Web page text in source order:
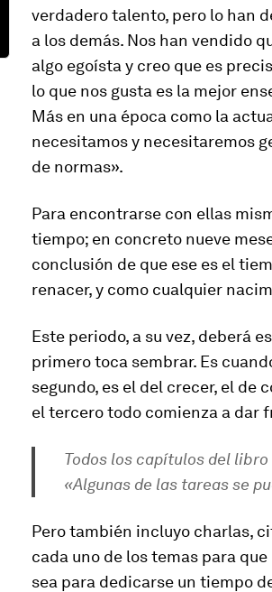
verdadero talento, pero lo han
a los demás. Nos han vendido
algo egoísta y creo que es
lo que nos gusta es la mejor
Más en una época como la
necesitamos y necesitaremos
de normas».
Para encontrarse con ellas
tiempo; en concreto nueve
conclusión de que ese es el
renacer, y como cualquier
Este periodo, a su vez, deberá
primero toca sembrar. Es
segundo, es el del crecer, el de
el tercero todo comienza a dar
Todos los capítulos del
«Algunas de las tareas se
Pero también incluyo charlas,
cada uno de los temas para
sea para dedicarse un tiempo